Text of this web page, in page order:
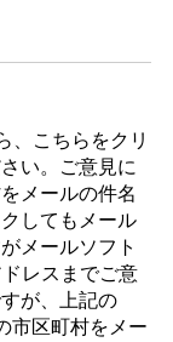
、こちらをクリ
い。ご意見に
メールの件名
してもメール
メールソフト
レスまでご意
が、上記の
市区町村をメー